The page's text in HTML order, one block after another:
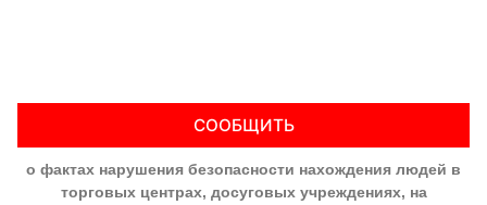
СООБЩИТЬ
о фактах нарушения безопасности нахождения людей в
торговых центрах, досуговых учреждениях, на